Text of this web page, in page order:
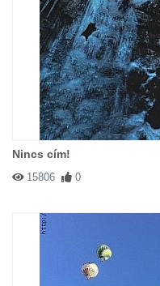
Nincs cím!
15806 0